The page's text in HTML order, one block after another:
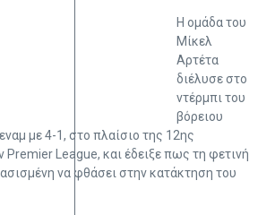
Η ομάδα του
Μίκελ
Αρτέτα
διέλυσε στο
ντέρμπι του
βόρειου
με 4-1, στο πλαίσιο της 12ης
Premier League, και έδειξε πως τη φετινή
να φθάσει στην κατάκτηση του